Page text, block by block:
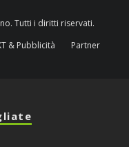
Tutti i diritti riservati.
& Pubblicità Partner